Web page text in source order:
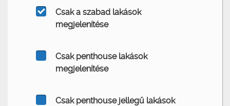
Csak a szabad lakások
megjelenítése
Csak penthouse lakások
megjelenítése
Csak penthouse jellegű lakások